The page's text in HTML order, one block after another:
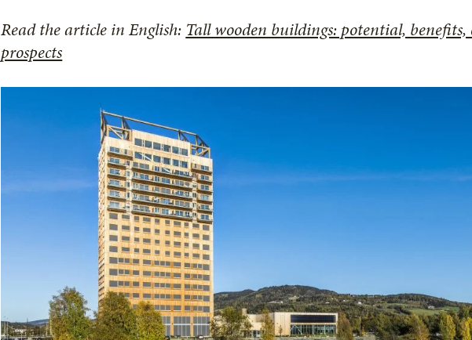
Read the article in English: Tall wooden buildings: potential, benefits,
prospects